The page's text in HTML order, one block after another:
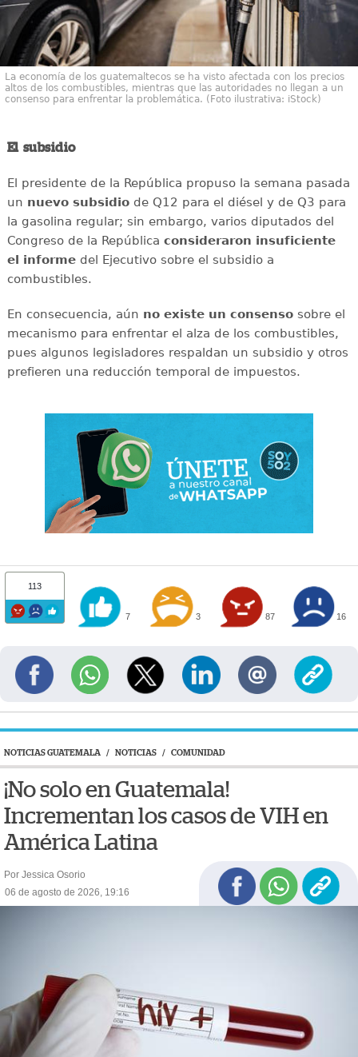
La economía de los guatemaltecos se ha visto afectada con los precios
altos de los combustibles, mientras que las autoridades no llegan a un
consenso para enfrentar la problemática. (Foto ilustrativa: iStock)
El subsidio
El presidente de la República propuso la semana pasada
un nuevo subsidiode Q12 para el diésel y de Q3 para
la gasolina regular; sin embargo, varios diputados del
Congreso de la República consideraron insuficiente
el informedel Ejecutivo sobre el subsidio a
combustibles.
En consecuencia, aún no existe un consensosobre el
mecanismo para enfrentar el alza de los combustibles,
pues algunos legisladores respaldan un subsidio y otros
prefieren una reducción temporal de impuestos.
113
7 3 87 16
NOTICIAS GUATEMALA / NOTICIAS / COMUNIDAD
¡No solo en Guatemala!
Incrementan los casos de VIH en
América Latina
Por Jessica Osorio
06 de agosto de 2026, 19:16